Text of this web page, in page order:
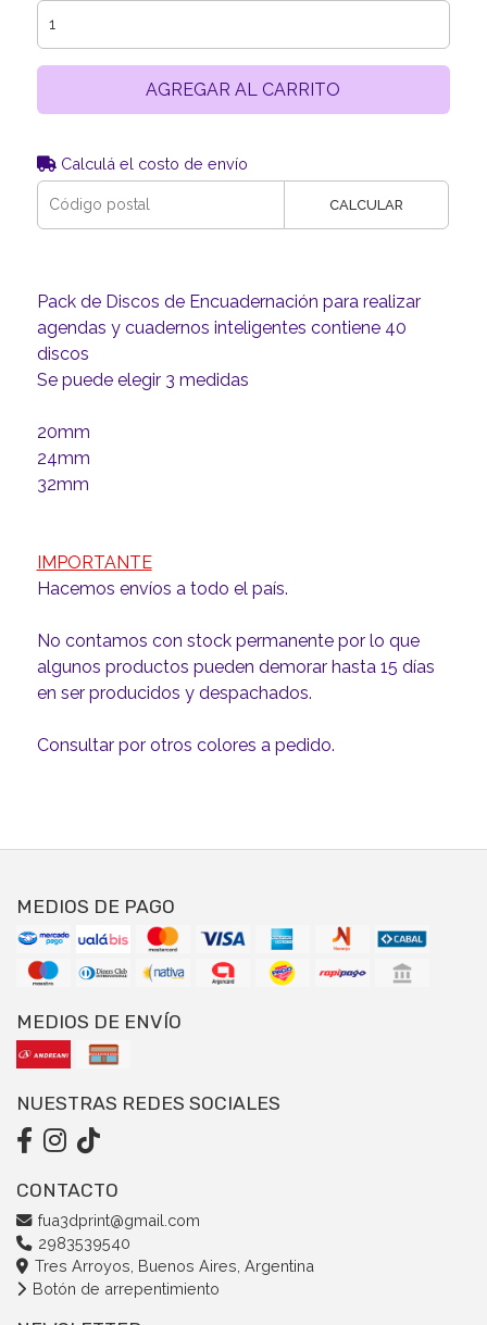
AGREGAR AL CARRITO
Calculá el costo de envío
CALCULAR
Pack de Discos de Encuadernación para realizar
agendas y cuadernos inteligentes contiene 40
discos
Se puede elegir 3 medidas
20mm
24mm
32mm
IMPORTANTE
Hacemos envíos a todo el país.
No contamos con stock permanente por lo que
algunos productos pueden demorar hasta 15 días
en ser producidos y despachados.
Consultar por otros colores a pedido.
MEDIOS DE PAGO
MEDIOS DE ENVÍO
NUESTRAS REDES SOCIALES
CONTACTO
fua3dprint@gmail.com
2983539540
Tres Arroyos, Buenos Aires, Argentina
Botón de arrepentimiento